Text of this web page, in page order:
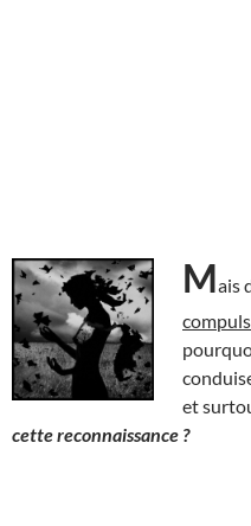
Mais
et
cette reconnaissance ?